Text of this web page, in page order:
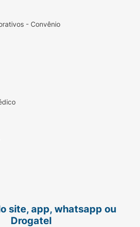
- Convênio
site, app, whatsapp ou
Drogatel